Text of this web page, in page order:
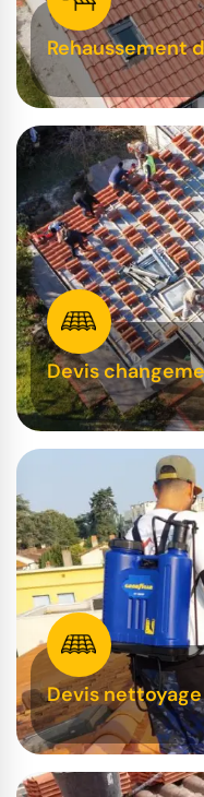
Rehaussement
Devis
Devis